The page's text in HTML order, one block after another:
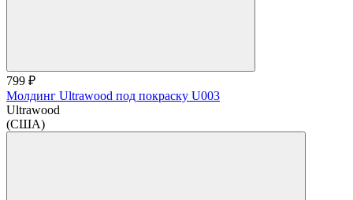
799 ₽
Молдинг Ultrawood под покраску U003
Ultrawood
(США)